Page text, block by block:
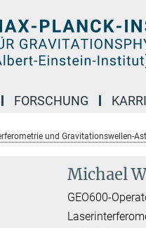
FORSCHUNG
und Gravitationswellen-
Michael
GEO600-